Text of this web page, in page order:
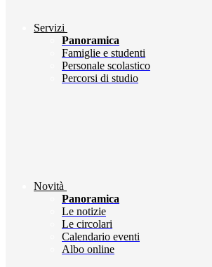
Servizi
Panoramica
Famiglie e studenti
Personale scolastico
Percorsi di studio
Novità
Panoramica
Le notizie
Le circolari
Calendario eventi
Albo online